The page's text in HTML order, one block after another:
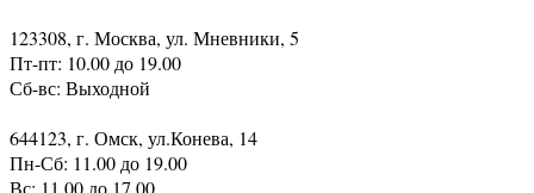
123308, г. Москва, ул. Мневники, 5
Пт-пт: 10.00 до 19.00
Сб-вс: Выходной
644123, г. Омск, ул.Конева, 14
Пн-Сб: 11.00 до 19.00
Вс: 11.00 до 17.00